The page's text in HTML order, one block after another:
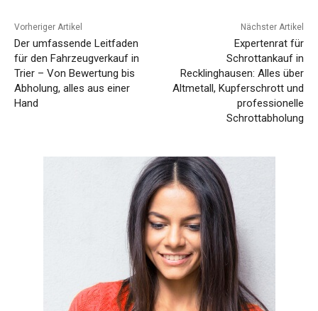
Vorheriger Artikel
Der umfassende Leitfaden
für den Fahrzeugverkauf in
Trier – Von Bewertung bis
Abholung, alles aus einer
Hand
Nächster Artikel
Expertenrat für
Schrottankauf in
Recklinghausen: Alles über
Altmetall, Kupferschrott und
professionelle
Schrottabholung